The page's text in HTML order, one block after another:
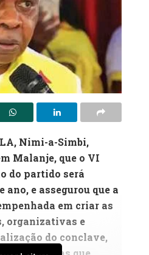
Nimi-a-Simbi,
Malanje, que o VI
do partido será
e assegurou que a
em criar as
organizativas e
do conclave,